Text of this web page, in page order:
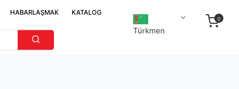
HABARLAŞMAK KATALOG
Türkmen
0